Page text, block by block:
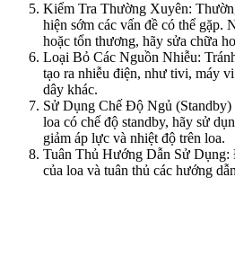
Kiểm Tra Thường Xuyên:
hiện sớm các vấn đề có thể gặp.
hoặc tổn thương, hãy sửa chữa
Loại Bỏ Các Nguồn Nhiễu:
tạo ra nhiễu điện, như tivi, máy
dây khác.
Sử Dụng Chế Độ Ngủ
loa có chế độ standby, hãy sử
giảm áp lực và nhiệt độ trên loa.
Tuân Thủ Hướng Dẫn Sử
của loa và tuân thủ các hướng